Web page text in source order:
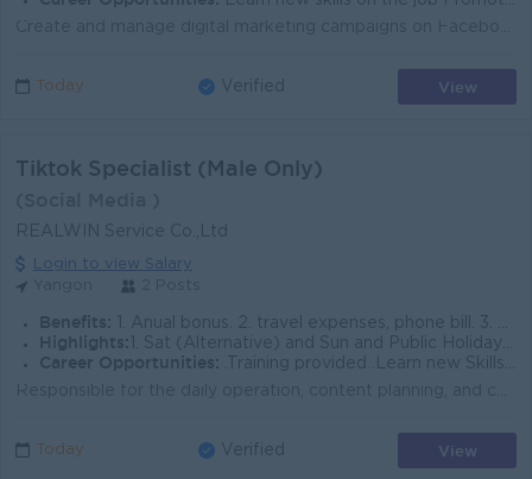
Today Verified View
Tiktok Specialist (Male Only)
REALWIN Service Co.,Ltd
Login to view Salary
Benefits: 1. Anual bonus. 2. travel expenses, phone bill. 3. employee mobile phone purchase discounts, benefits such. 4. office supplies, medicine, coffee, e
Highlights: 1. Sat (Alternative) and Sun and Public Holidays. 2. Monthly team building allowance. 3. Monthly birthday parties. 4. Two sports activities per mon
Career Opportunities:
.Training provided .Learn new Skills on the job .Promotion opportunities .Management potential
Today Verified View